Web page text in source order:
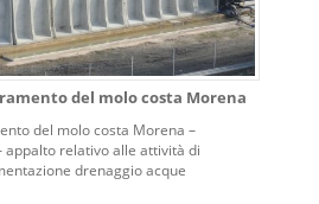
del molo costa Morena
del molo costa Morena –
appalto relativo alle attività di
drenaggio acque